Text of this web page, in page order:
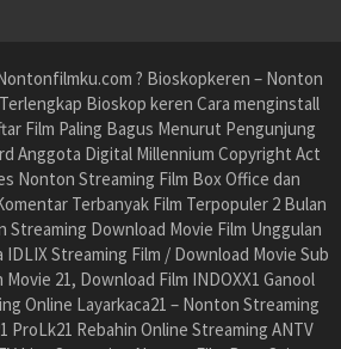
? Bioskopkeren – Nonton
Bioskop keren Cara menginstall
Film Paling Bagus Menurut Pengunjung
Anggota Digital Millennium Copyright Act
Nonton Streaming Film Box Office dan
Terbanyak Film Terpopuler 2 Bulan
Streaming Download Movie Film Unggulan
IDLIX Streaming Film / Download Movie Sub
21, Download Film INDOXX1 Ganool
Online Layarkaca21 – Nonton Streaming
ProLk21 Rebahin Online Streaming ANTV